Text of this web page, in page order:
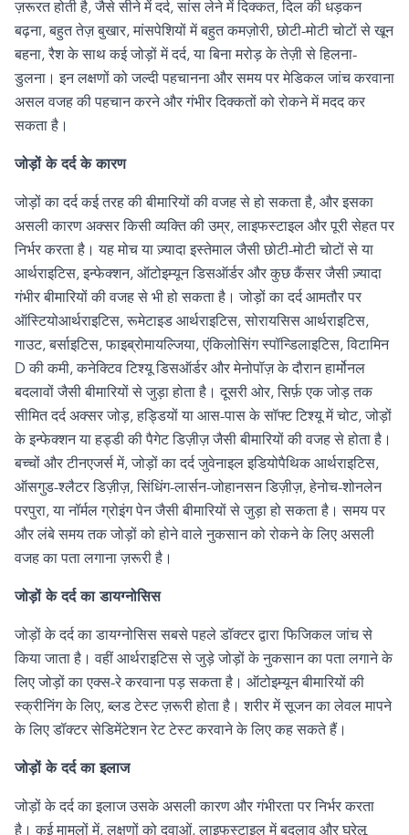
ज़रूरत होती है,जैसे सीने में दर्द,सांस लेने में दिक्कत,दिल की धड़कन
बढ़ना,बहुत तेज़ बुखार,मांसपेशियों में बहुत कमज़ोरी,छोटी-मोटी चोटों से खून
बहना,रैश के साथ कई जोड़ों में दर्द,या बिना मरोड़ के तेज़ी से हिलना-
डुलना। इन लक्षणों को जल्दी पहचानना और समय पर मेडिकल जांच करवाना
असल वजह की पहचान करने और गंभीर दिक्कतों को रोकने में मदद कर
सकता है।
जोड़ों के दर्द के कारण
जोड़ों का दर्द कई तरह की बीमारियों की वजह से हो सकता है, और इसका
असली कारण अक्सर किसी व्यक्ति की उम्र,लाइफस्टाइल और पूरी सेहत पर
निर्भर करता है। यह मोच या ज़्यादा इस्तेमाल जैसी छोटी-मोटी चोटों से या
आर्थराइटिस,इन्फेक्शन, ऑटोइम्यून डिसऑर्डर और कुछ कैंसर जैसी ज़्यादा
गंभीर बीमारियों की वजह से भी हो सकता है। जोड़ों का दर्द आमतौर पर
ऑस्टियोआर्थराइटिस,रूमेटाइड आर्थराइटिस,सोरायसिस आर्थराइटिस,
गाउट,बर्साइटिस,फाइब्रोमायल्जिया,एंकिलोसिंग स्पॉन्डिलाइटिस,विटामिन
Dकी कमी,कनेक्टिव टिश्यू डिसऑर्डर और मेनोपॉज़ के दौरान हार्मोनल
बदलावों जैसी बीमारियों से जुड़ा होता है। दूसरी ओर,सिर्फ़ एक जोड़ तक
सीमित दर्द अक्सर जोड़,हड्डियों या आस-पास के सॉफ्ट टिश्यू में चोट,जोड़ों
के इन्फेक्शन या हड्डी की पैगेट डिज़ीज़ जैसी बीमारियों की वजह से होता है।
बच्चों और टीनएजर्स में,जोड़ों का दर्द जुवेनाइल इडियोपैथिक आर्थराइटिस,
ऑसगुड-श्लैटर डिज़ीज़,सिंधिंग-लार्सन-जोहानसन डिज़ीज़,हेनोच-शोनलेन
परपुरा,या नॉर्मल ग्रोइंग पेन जैसी बीमारियों से जुड़ा हो सकता है। समय पर
और लंबे समय तक जोड़ों को होने वाले नुकसान को रोकने के लिए असली
वजह का पता लगाना ज़रूरी है।
जोड़ों के दर्द का डायग्नोसिस
जोड़ों के दर्द का डायग्नोसिस सबसे पहले डॉक्टर द्वारा फिजिकल जांच से
किया जाता है। वहीं आर्थराइटिस से जुड़े जोड़ों के नुकसान का पता लगाने के
लिए जोड़ों का एक्स-रे करवाना पड़ सकता है। ऑटोइम्यून बीमारियों की
स्क्रीनिंग के लिए,ब्लड टेस्ट ज़रूरी होता है। शरीर में सूजन का लेवल मापने
के लिए डॉक्टर सेडिमेंटेशन रेट टेस्ट करवाने के लिए कह सकते हैं।
जोड़ों के दर्द का इलाज
जोड़ों के दर्द का इलाज उसके असली कारण और गंभीरता पर निर्भर करता
है। कई मामलों में,लक्षणों को दवाओं,लाइफस्टाइल में बदलाव और घरेलू